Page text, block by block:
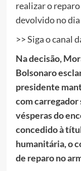
realizar o
devolvido no
>> Siga o canal
Na decisão,
Bolsonaro
presidente
com carregador
vésperas do
concedido à
humanitária, o
de reparo no